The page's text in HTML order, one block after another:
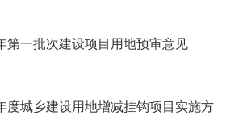
第一批次建设项目用地预审意见
度城乡建设用地增减挂钩项目实施方